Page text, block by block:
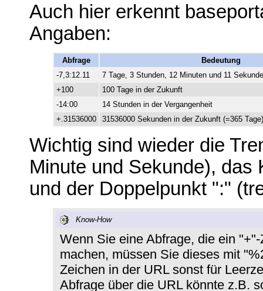
Auch hier erkennt
Angaben:
Abfrage
Bedeutung
-7,3:12.11
7 Tage, 3 Stunden, 12 Minuten und 11
+100
100 Tage in der Zukunft
-14:00
14 Stunden in der Vergangenheit
+.31536000
31536000 Sekunden in der Zukunft (=365 Tage)
Wichtig sind wieder die
Minute und Sekunde), das
und der Doppelpunkt ":"
Know-How
Wenn Sie eine Abfrage, die ein
machen, müssen Sie dieses mit
Zeichen in der URL sonst für
Abfrage über die URL könnte z.B.